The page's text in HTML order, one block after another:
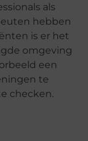
als
hebben
is er het
omgeving
een
te
checken.